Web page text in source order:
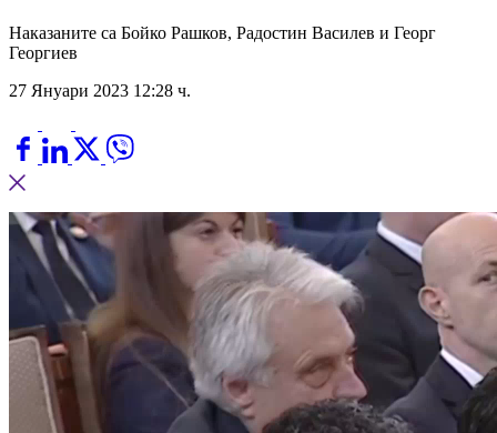
Наказаните са Бойко Рашков, Радостин Василев и Георг
Георгиев
27 Януари 2023 12:28 ч.